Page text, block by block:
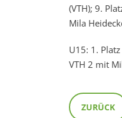
(VTH); 9.
Mila
U15: 1.
VTH 2 mit
ZURÜCK